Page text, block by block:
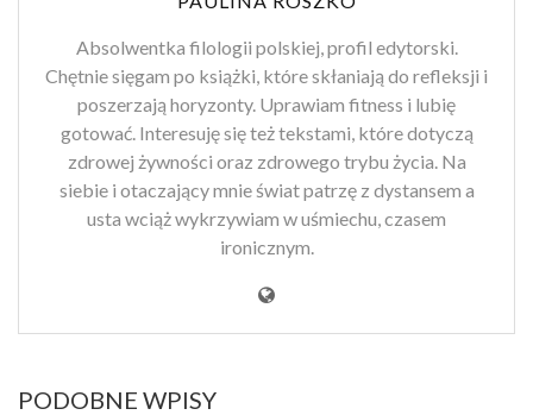
Absolwentka filologii polskiej, profil edytorski.
Chętnie sięgam po książki, które skłaniają do refleksji i
poszerzają horyzonty. Uprawiam fitness i lubię
gotować. Interesuję się też tekstami, które dotyczą
zdrowej żywności oraz zdrowego trybu życia. Na
siebie i otaczający mnie świat patrzę z dystansem a
usta wciąż wykrzywiam w uśmiechu, czasem
ironicznym.
PODOBNE WPISY